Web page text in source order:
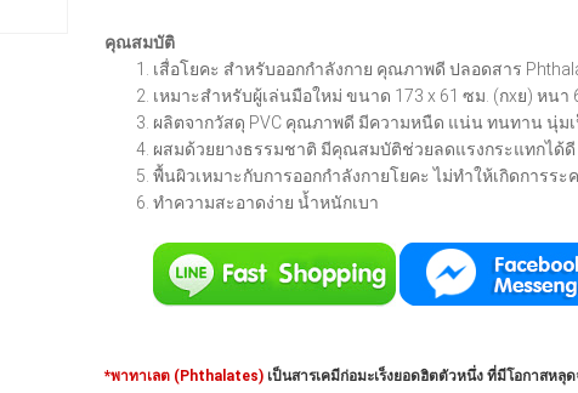
คุณสมบัติ
เสื่อโยคะ สำหรับออกกำลังกาย คุณภาพดี ปลอดสาร
เหมาะสำหรับผู้เล่นมือใหม่ ขนาด 173 x 61 ซม. (กxย) หนา
ผลิตจากวัสดุ PVC คุณภาพดี มีความหนืด แน่น ทนทาน นุ่ม
ผสมด้วยยางธรรมชาติ มีคุณสมบัติช่วยลดแรงกระแทกได้ดี
พื้นผิวเหมาะกับการออกกำลังกายโยคะ ไม่ทำให้เกิดการระ
ทำความสะอาดง่าย น้ำหนักเบา
*พาทาเลต (Phthalates) เป็นสารเคมีก่อมะเร็งยอดฮิตตัวหนึ่ง ที่มีโอกาสหลุ